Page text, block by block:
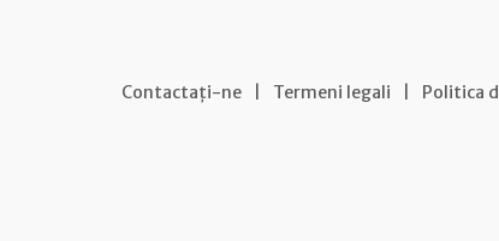
Contactați-ne Termeni legali Politica